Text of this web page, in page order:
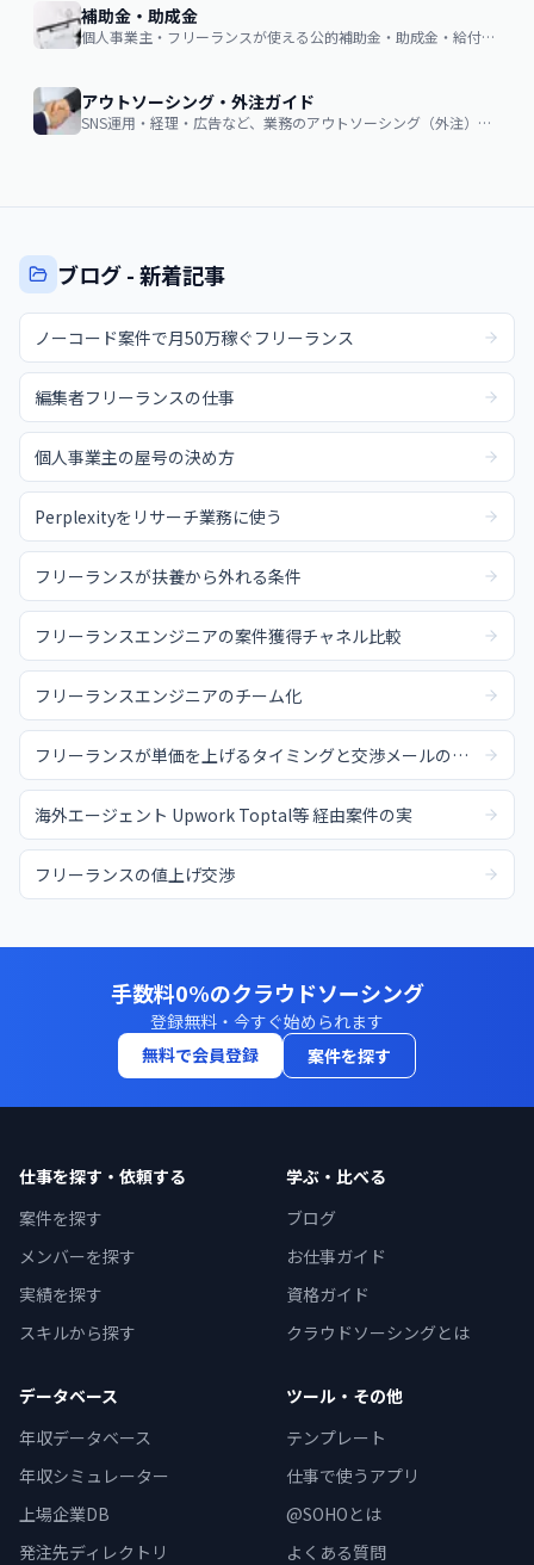
補助金・助成金
個人事業主・フリーランスが使える公的補助金・助成金・給付金の申請ガイド
アウトソーシング・外注ガイド
SNS運用・経理・広告など、業務のアウトソーシング（外注）を検討する企業・個人向け。費用相場・依頼の流れ・失敗しない選び方
ブログ - 新着記事
ノーコード案件で月50万稼ぐフリーランス
編集者フリーランスの仕事
個人事業主の屋号の決め方
Perplexityをリサーチ業務に使う
フリーランスが扶養から外れる条件
フリーランスエンジニアの案件獲得チャネル比較
フリーランスエンジニアのチーム化
フリーランスが単価を上げるタイミングと交渉メールの例文
海外エージェント Upwork Toptal等 経由案件の実
フリーランスの値上げ交渉
手数料0%のクラウドソーシング
登録無料・今すぐ始められます
無料で会員登録
案件を探す
仕事を探す・依頼する
案件を探す
メンバーを探す
実績を探す
スキルから探す
学ぶ・比べる
ブログ
お仕事ガイド
資格ガイド
クラウドソーシングとは
データベース
年収データベース
年収シミュレーター
上場企業DB
発注先ディレクトリ
ツール・その他
テンプレート
仕事で使うアプリ
@SOHOとは
よくある質問